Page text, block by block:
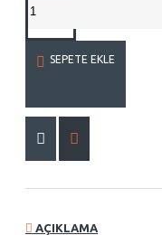
SEPETE EKLE
AÇIKLAMA